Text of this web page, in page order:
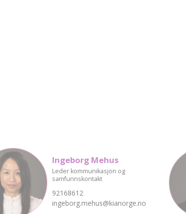
Ingeborg Mehus
Leder kommunikasjon og
samfunnskontakt
92168612
ingeborg.mehus@kianorge.no